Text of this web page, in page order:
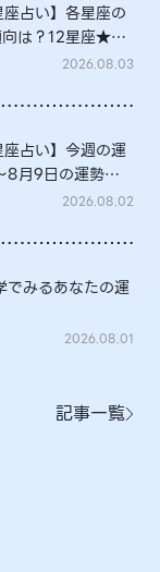
座占い】各星座の
は？12星座★徹
2026.08.03
座占い】今週の運
8月9日の運勢
2026.08.02
でみるあなたの運
2026.08.01
記事一覧